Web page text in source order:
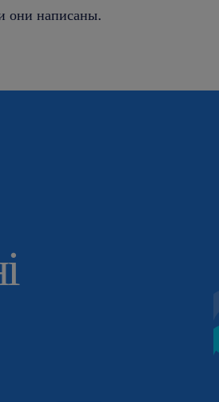
они написаны.